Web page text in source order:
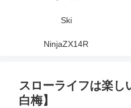
Ski
NinjaZX14R
スローライフは楽し
白梅】